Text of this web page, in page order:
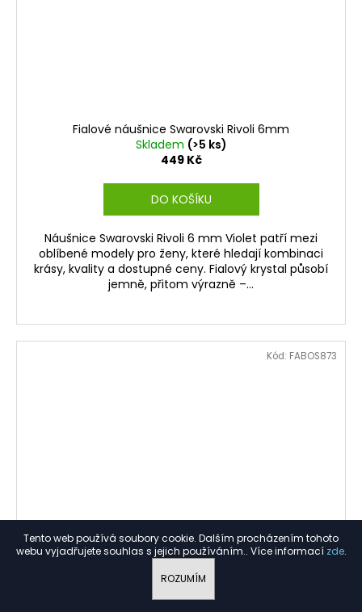
Tento web používá soubory cookie. Dalším procházením tohoto
webu vyjadřujete souhlas s jejich používáním.. Více informací zde.
ROZUMÍM
Fialové náušnice Swarovski Rivoli 6mm
Skladem (>5 ks)
449 Kč
DO KOŠÍKU
Náušnice Swarovski Rivoli 6 mm Violet patří mezi
oblíbené modely pro ženy, které hledají kombinaci
krásy, kvality a dostupné ceny. Fialový krystal působí
jemně, přitom výrazně –...
Kód: FABOS873